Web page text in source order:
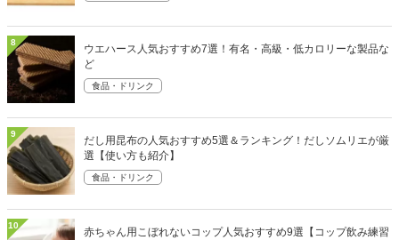
8
ウエハース人気おすすめ7選！有名・高級・低カロリーな製品な
ど
食品・ドリンク
9
だし用昆布の人気おすすめ5選＆ランキング！だしソムリエが厳
選【使い方も紹介】
食品・ドリンク
10
赤ちゃん用こぼれないコップ人気おすすめ9選【コップ飲み練習